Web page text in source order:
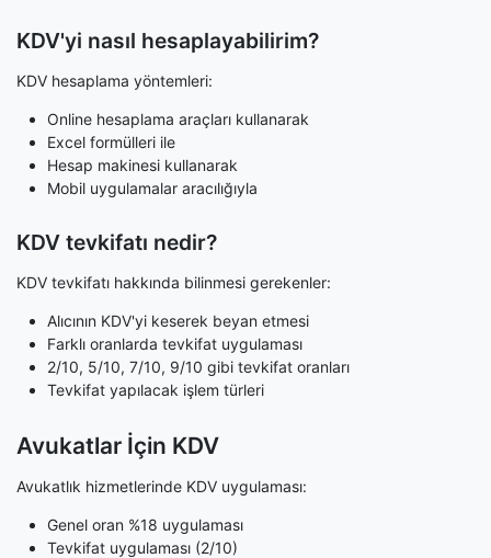
KDV'yi nasıl hesaplayabilirim?
KDV hesaplama yöntemleri:
Online hesaplama araçları kullanarak
Excel formülleri ile
Hesap makinesi kullanarak
Mobil uygulamalar aracılığıyla
KDV tevkifatı nedir?
KDV tevkifatı hakkında bilinmesi gerekenler:
Alıcının KDV'yi keserek beyan etmesi
Farklı oranlarda tevkifat uygulaması
2/10, 5/10, 7/10, 9/10 gibi tevkifat oranları
Tevkifat yapılacak işlem türleri
Avukatlar İçin KDV
Avukatlık hizmetlerinde KDV uygulaması:
Genel oran %18 uygulaması
Tevkifat uygulaması (2/10)